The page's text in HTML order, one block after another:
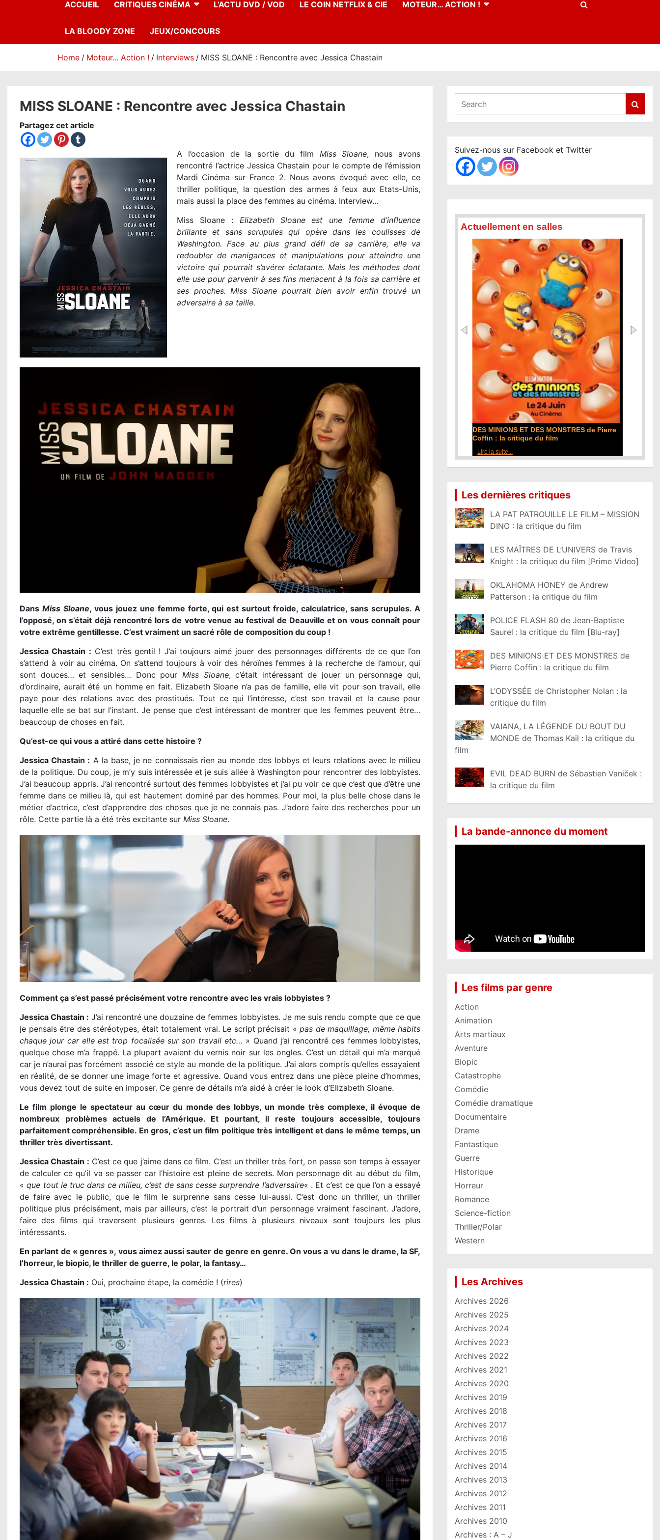
ACCUEIL CRITIQUES CINÉMA L’ACTU DVD / VOD LE COIN NETFLIX & CIE MOTEUR… ACTION !
LA BLOODY ZONE JEUX/CONCOURS
Home Moteur... Action ! Interviews MISS SLOANE : Rencontre avec Jessica Chastain
MISS SLOANE : Rencontre avec Jessica Chastain
Partagez cet article
A l’occasion de la sortie du film Miss Sloane, nous avons
rencontré l’actrice Jessica Chastain pour le compte de l’émission
Mardi Cinéma sur France 2. Nous avons évoqué avec elle, ce
thriller politique, la question des armes à feux aux Etats-Unis,
mais aussi la place des femmes au cinéma. Interview…
Miss Sloane : Elizabeth Sloane est une femme d’influence
brillante et sans scrupules qui opère dans les coulisses de
Washington. Face au plus grand défi de sa carrière, elle va
redoubler de manigances et manipulations pour atteindre une
victoire qui pourrait s’avérer éclatante. Mais les méthodes dont
elle use pour parvenir à ses fins menacent à la fois sa carrière et
ses proches. Miss Sloane pourrait bien avoir enfin trouvé un
adversaire à sa taille.
Dans Miss Sloane, vous jouez une femme forte, qui est surtout froide, calculatrice, sans scrupules. A
l’opposé, on s’était déjà rencontré lors de votre venue au festival de Deauville et on vous connaît pour
votre extrême gentillesse. C’est vraiment un sacré rôle de composition du coup !
Jessica Chastain : C’est très gentil ! J’ai toujours aimé jouer des personnages différents de ce que l’on
s’attend à voir au cinéma. On s’attend toujours à voir des héroïnes femmes à la recherche de l’amour, qui
sont douces… et sensibles… Donc pour Miss Sloane, c’était intéressant de jouer un personnage qui,
d’ordinaire, aurait été un homme en fait. Elizabeth Sloane n’a pas de famille, elle vit pour son travail, elle
paye pour des relations avec des prostitués. Tout ce qui l’intéresse, c’est son travail et la cause pour
laquelle elle se bat sur l’instant. Je pense que c’est intéressant de montrer que les femmes peuvent être…
beaucoup de choses en fait.
Qu’est-ce qui vous a attiré dans cette histoire ?
Jessica Chastain : A la base, je ne connaissais rien au monde des lobbys et leurs relations avec le milieu
de la politique. Du coup, je m’y suis intéressée et je suis allée à Washington pour rencontrer des lobbyistes.
J’ai beaucoup appris. J’ai rencontré surtout des femmes lobbyistes et j’ai pu voir ce que c’est que d’être une
femme dans ce milieu là, qui est hautement dominé par des hommes. Pour moi, la plus belle chose dans le
métier d’actrice, c’est d’apprendre des choses que je ne connais pas. J’adore faire des recherches pour un
rôle. Cette partie là a été très excitante sur Miss Sloane.
Comment ça s’est passé précisément votre rencontre avec les vrais lobbyistes ?
Jessica Chastain : J’ai rencontré une douzaine de femmes lobbyistes. Je me suis rendu compte que ce que
je pensais être des stéréotypes, était totalement vrai. Le script précisait « pas de maquillage, même habits
chaque jour car elle est trop focalisée sur son travail etc… » Quand j’ai rencontré ces femmes lobbyistes,
quelque chose m’a frappé. La plupart avaient du vernis noir sur les ongles. C’est un détail qui m’a marqué
car je n’aurai pas forcément associé ce style au monde de la politique. J’ai alors compris qu’elles essayaient
en réalité, de se donner une image forte et agressive. Quand vous entrez dans une pièce pleine d’hommes,
vous devez tout de suite en imposer. Ce genre de détails m’a aidé à créer le look d’Elizabeth Sloane.
Le film plonge le spectateur au cœur du monde des lobbys, un monde très complexe, il évoque de
nombreux problèmes actuels de l’Amérique. Et pourtant, il reste toujours accessible, toujours
parfaitement compréhensible. En gros, c’est un film politique très intelligent et dans le même temps, un
thriller très divertissant.
Jessica Chastain : C’est ce que j’aime dans ce film. C’est un thriller très fort, on passe son temps à essayer
de calculer ce qu’il va se passer car l’histoire est pleine de secrets. Mon personnage dit au début du film,
«que tout le truc dans ce milieu, c’est de sans cesse surprendre l’adversaire« . Et c’est ce que l’on a essayé
de faire avec le public, que le film le surprenne sans cesse lui-aussi. C’est donc un thriller, un thriller
politique plus précisément, mais par ailleurs, c’est le portrait d’un personnage vraiment fascinant. J’adore,
faire des films qui traversent plusieurs genres. Les films à plusieurs niveaux sont toujours les plus
intéressants.
En parlant de « genres », vous aimez aussi sauter de genre en genre. On vous a vu dans le drame, la SF,
l’horreur, le biopic, le thriller de guerre, le polar, la fantasy…
Jessica Chastain : Oui, prochaine étape, la comédie ! (rires)
a
c
h
Suivez-nous sur Facebook et Twitter
Actuellement en salles
DES MINIONS ET DES MONSTRES de Pierre
Coffin : la critique du film
Lire la suite...
L'ODYSSÉE de Christopher Nolan : la
critique du film
Lire la suite...
Les dernières critiques
LA PAT PATROUILLE LE FILM – MISSION
DINO : la critique du film
LES MAÎTRES DE L’UNIVERS de Travis
Knight : la critique du film [Prime Video]
OKLAHOMA HONEY de Andrew
Patterson : la critique du film
POLICE FLASH 80 de Jean-Baptiste
Saurel : la critique du film [Blu-ray]
DES MINIONS ET DES MONSTRES de
Pierre Coffin : la critique du film
L’ODYSSÉE de Christopher Nolan : la
critique du film
VAIANA, LA LÉGENDE DU BOUT DU
MONDE de Thomas Kail : la critique du
film
EVIL DEAD BURN de Sébastien Vaniček :
la critique du film
La bande-annonce du moment
Les films par genre
Action
Animation
Arts martiaux
Aventure
Biopic
Catastrophe
Comédie
Comédie dramatique
Documentaire
Drame
Fantastique
Guerre
Historique
Horreur
Romance
Science-fiction
Thriller/Polar
Western
Les Archives
Archives 2026
Archives 2025
Archives 2024
Archives 2023
Archives 2022
Archives 2021
Archives 2020
Archives 2019
Archives 2018
Archives 2017
Archives 2016
Archives 2015
Archives 2014
Archives 2013
Archives 2012
Archives 2011
Archives 2010
Archives : A – J